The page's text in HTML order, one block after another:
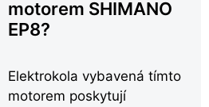
motorem SHIMANO
EP8?
Elektrokola vybavená tímto
motorem poskytují